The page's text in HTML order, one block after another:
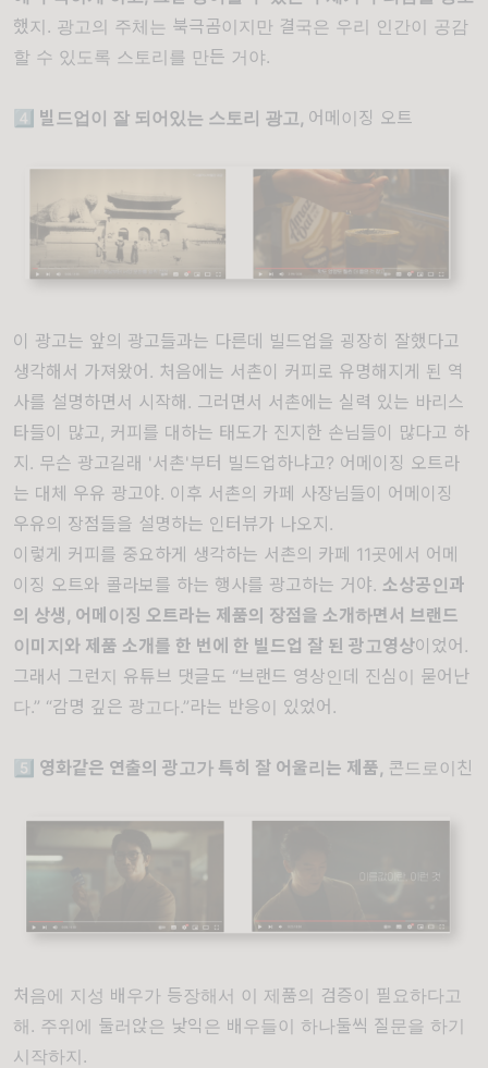
했지. 광고의 주체는 북극곰이지만 결국은 우리 인간이 공감
할 수 있도록 스토리를 만든 거야.
4️⃣ 빌드업이 잘 되어있는 스토리 광고, 어메이징 오트
이 광고는 앞의 광고들과는 다른데 빌드업을 굉장히 잘했다고
생각해서 가져왔어. 처음에는 서촌이 커피로 유명해지게 된 역
사를 설명하면서 시작해. 그러면서 서촌에는 실력 있는 바리스
타들이 많고, 커피를 대하는 태도가 진지한 손님들이 많다고 하
지. 무슨 광고길래 '서촌'부터 빌드업하냐고? 어메이징 오트라
는 대체 우유 광고야. 이후 서촌의 카페 사장님들이 어메이징
우유의 장점들을 설명하는 인터뷰가 나오지.
이렇게 커피를 중요하게 생각하는 서촌의 카페 11곳에서 어메
이징 오트와 콜라보를 하는 행사를 광고하는 거야. 소상공인과
의 상생, 어메이징 오트라는 제품의 장점을 소개하면서 브랜드
이미지와 제품 소개를 한 번에 한 빌드업 잘 된 광고영상이었어.
그래서 그런지 유튜브 댓글도 “브랜드 영상인데 진심이 묻어난
다.” “감명 깊은 광고다.”라는 반응이 있었어.
5️⃣ 영화같은 연출의 광고가 특히 잘 어울리는 제품, 콘드로이친
처음에 지성 배우가 등장해서 이 제품의 검증이 필요하다고
해. 주위에 둘러앉은 낯익은 배우들이 하나둘씩 질문을 하기
시작하지.